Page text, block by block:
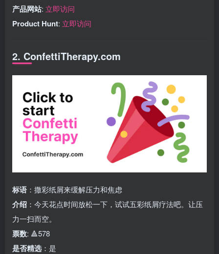
产品网站: 立即访问
Product Hunt: 立即访问
2. ConfettiTherapy.com
标语 ：撒彩纸屑来缓解压力和焦虑
介绍 ：今天花点时间放松一下，试试五彩纸屑疗法吧。让压
力一扫而空。
票数: 🔺578
是否精选 ：是